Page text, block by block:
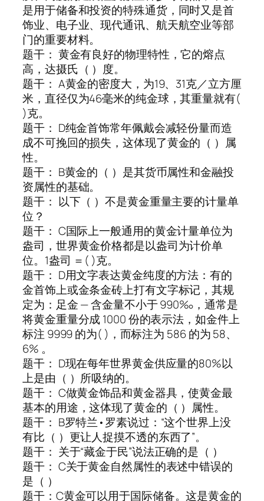
是用于储备和投资的特殊通货，同时又是首
饰业、电子业、现代通讯、航天航空业等部
门的重要材料。
题干： 黄金有良好的物理特性，它的熔点
高，达摄氏（ ）度。
题干： A黄金的密度大，为19、31克／立方厘
米，直径仅为46毫米的纯金球，其重量就有(
)克。
题干： D纯金首饰常年佩戴会减轻份量而造
成不可挽回的损失，这体现了黄金的（ ）属
性。
题干： B黄金的（ ）是其货币属性和金融投
资属性的基础。
题干： 以下（ ）不是黄金重量主要的计量单
位？
题干： C国际上一般通用的黄金计量单位为
盎司，世界黄金价格都是以盎司为计价单
位。1盎司 ＝( )克。
题干： D用文字表达黄金纯度的方法：有的
金首饰上或金条金砖上打有文字标记，其规
定为：足金 — 含金量不小于 990‰，通常是
将黄金重量分成 1000 份的表示法，如金件上
标注 9999 的为( )，而标注为 586 的为 58、
6% 。
题干： D现在每年世界黄金供应量的80%以
上是由（ ）所吸纳的。
题干： C做黄金饰品和黄金器具，使黄金最
基本的用途，这体现了黄金的（ ）属性。
题干： B罗特兰•罗素说过：“这个世界上没
有比（ ）更让人捉摸不透的东西了”。
题干： 关于“藏金于民”说法正确的是（ ）
题干： C关于黄金自然属性的表述中错误的
是（ ）
题干：C黄金可以用于国际储备。这是黄金的